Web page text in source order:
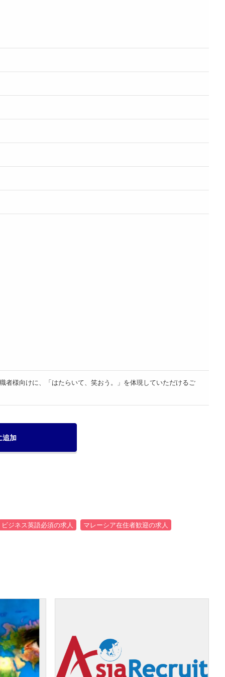
様向けに、「はたらいて、笑おう。」を体現していただけるご
追加
ビジネス英語必須の求人 マレーシア在住者歓迎の求人